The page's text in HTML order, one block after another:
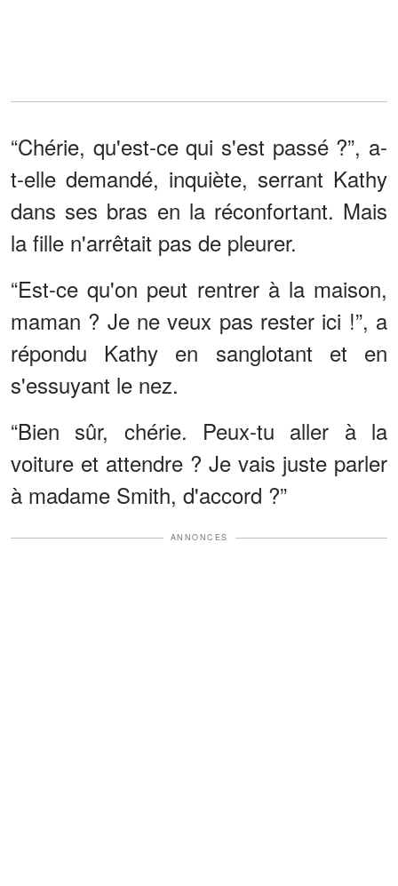
“Chérie, qu'est-ce qui s'est passé ?”, a-
t-elle demandé, inquiète, serrant Kathy
dans ses bras en la réconfortant. Mais
la fille n'arrêtait pas de pleurer.
“Est-ce qu'on peut rentrer à la maison,
maman ? Je ne veux pas rester ici !”, a
répondu Kathy en sanglotant et en
s'essuyant le nez.
“Bien sûr, chérie. Peux-tu aller à la
voiture et attendre ? Je vais juste parler
à madame Smith, d'accord ?”
ANNONCES